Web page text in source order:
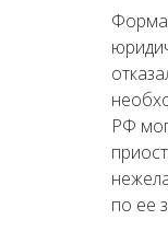
РФ
по ее